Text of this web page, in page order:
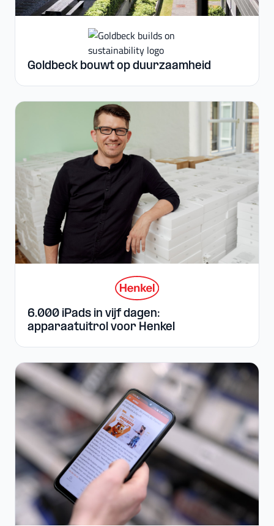
Goldbeck bouwt op duurzaamheid
6.000 iPads in vijf dagen:
apparaatuitrol voor Henkel